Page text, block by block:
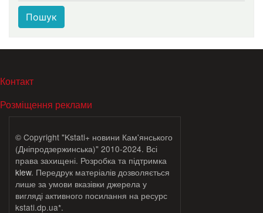
Пошук
МЕНЮ В ПОДВАЛЕ
Контакт
Розміщення реклами
© Copyright "Kstati+ новини Кам'янського
(Дніпродзержинська)" 2010-2024. Всі
права захищені. Розробка та підтримка
klew. Передрук матеріалів дозволяється
лише за умови вказівки джерела у
вигляді активного посилання на ресурс
kstati.dp.ua*.